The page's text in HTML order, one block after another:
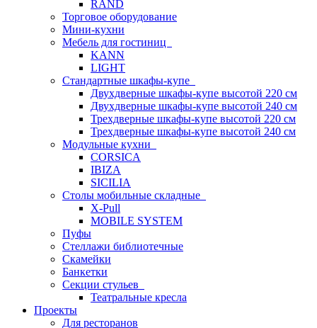
RAND
Торговое оборудование
Мини-кухни
Мебель для гостиниц
KANN
LIGHT
Стандартные шкафы-купе
Двухдверные шкафы-купе высотой 220 см
Двухдверные шкафы-купе высотой 240 см
Трехдверные шкафы-купе высотой 220 см
Трехдверные шкафы-купе высотой 240 см
Модульные кухни
CORSICA
IBIZA
SICILIA
Столы мобильные складные
X-Pull
MOBILE SYSTEM
Пуфы
Стеллажи библиотечные
Скамейки
Банкетки
Секции стульев
Театральные кресла
Проекты
Для ресторанов